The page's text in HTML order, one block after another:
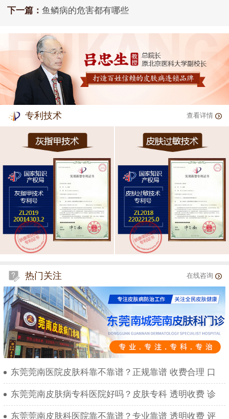
下一篇： 鱼鳞病的危害都有哪些
专利技术 查看详情
热门关注 在线咨询
东莞莞南医院皮肤科靠不靠谱？正规靠谱 收费合理 口
东莞莞南皮肤病专科医院好吗？皮肤专科 透明收费 诊
东莞莞南皮肤科医院靠不靠谱？专业靠谱 透明收费 评